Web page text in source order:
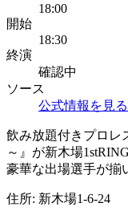
18:00
開始
18:30
終演
確認中
ソース
公式情報を見る
飲み放題付きプロレ
～』が新木場
豪華な出場選手が揃
住所: 新木場1-6-24